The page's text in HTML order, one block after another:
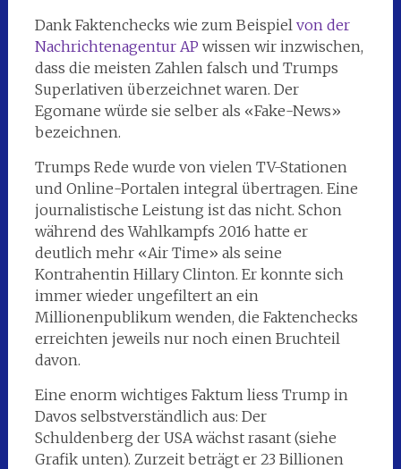
Dank Faktenchecks wie zum Beispiel von der
Nachrichtenagentur AP wissen wir inzwischen,
dass die meisten Zahlen falsch und Trumps
Superlativen überzeichnet waren. Der
Egomane würde sie selber als «Fake-News»
bezeichnen.
Trumps Rede wurde von vielen TV-Stationen
und Online-Portalen integral übertragen. Eine
journalistische Leistung ist das nicht. Schon
während des Wahlkampfs 2016 hatte er
deutlich mehr «Air Time» als seine
Kontrahentin Hillary Clinton. Er konnte sich
immer wieder ungefiltert an ein
Millionenpublikum wenden, die Faktenchecks
erreichten jeweils nur noch einen Bruchteil
davon.
Eine enorm wichtiges Faktum liess Trump in
Davos selbstverständlich aus: Der
Schuldenberg der USA wächst rasant (siehe
Grafik unten). Zurzeit beträgt er 23 Billionen